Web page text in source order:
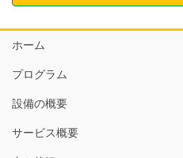
ホーム
プログラム
設備の概要
サービス概要